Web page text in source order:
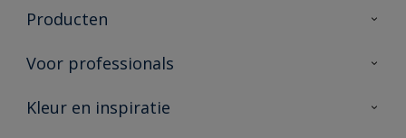
Over Sikkens
Duurzaamheid
Producten
Producten voor binnen
Vind je verkooppunt
Voor professionals
Advies & service
Kleur en inspiratie